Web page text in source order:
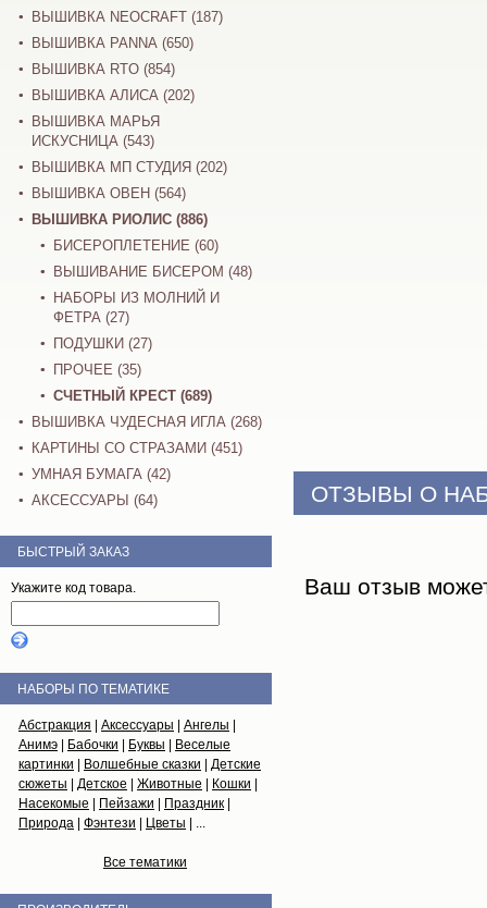
ОТЗЫВЫ О
Ваш отзыв
ВЫШИВКА NEOCRAFT (187)
ВЫШИВКА PANNA (650)
ВЫШИВКА RTO (854)
ВЫШИВКА АЛИСА (202)
ВЫШИВКА МАРЬЯ
ИСКУСНИЦА (543)
ВЫШИВКА МП СТУДИЯ (202)
ВЫШИВКА ОВЕН (564)
ВЫШИВКА РИОЛИС (886)
БИСЕРОПЛЕТЕНИЕ (60)
ВЫШИВАНИЕ БИСЕРОМ (48)
НАБОРЫ ИЗ МОЛНИЙ И
ФЕТРА (27)
ПОДУШКИ (27)
ПРОЧЕЕ (35)
СЧЕТНЫЙ КРЕСТ (689)
ВЫШИВКА ЧУДЕСНАЯ ИГЛА (268)
КАРТИНЫ СО СТРАЗАМИ (451)
УМНАЯ БУМАГА (42)
АКСЕССУАРЫ (64)
БЫСТРЫЙ ЗАКАЗ
Укажите код товара.
НАБОРЫ ПО ТЕМАТИКЕ
Абстракция Аксессуары Ангелы
Анимэ
Бабочки Буквы
Веселые
картинки
Волшебные сказки
Детские
сюжеты
Детское Животные Кошки
Насекомые
Пейзажи Праздник
Природа
Фэнтези Цветы | ...
Все тематики